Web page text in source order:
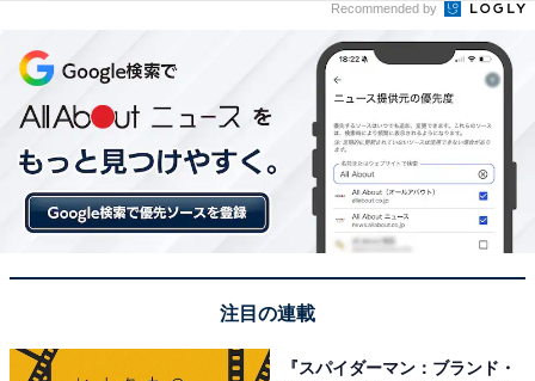
Recommended by
注目の連載
『スパイダーマン：ブランド・